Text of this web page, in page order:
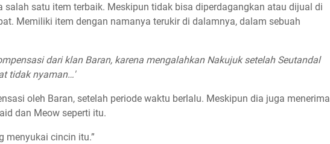
salah satu item terbaik. Meskipun tidak bisa diperdagangkan atau dijual di
Memiliki item dengan namanya terukir di dalamnya, dalam sebuah
dari klan Baran, karena mengalahkan Nakujuk setelah Seutandal
tidak nyaman…'
oleh Baran, setelah periode waktu berlalu. Meskipun dia juga menerima
dan Meow seperti itu.
menyukai cincin itu.”